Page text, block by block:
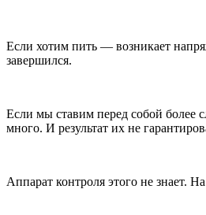
Если хотим пить — возникает
завершился.
Если мы ставим перед собой более
много. И результат их не
Аппарат контроля этого не знает.